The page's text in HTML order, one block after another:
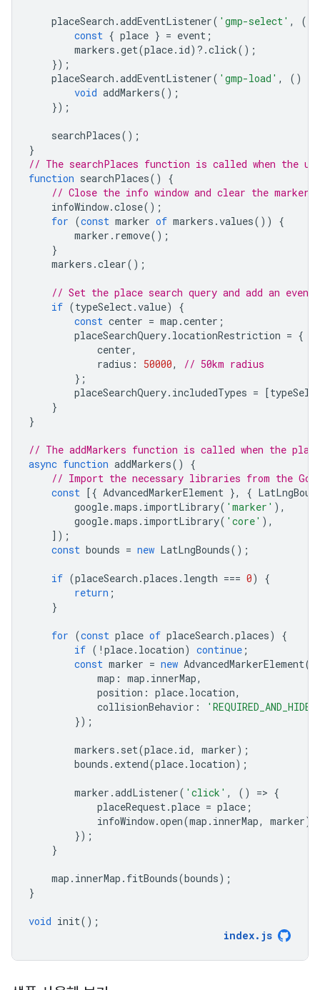
placeSearch .addEventListener( 'gmp-select' , (
const { place } = event ;
markers .get(place. id) ? .click();
});
placeSearch .addEventListener( 'gmp-load' , ()
void addMarkers();
});
searchPlaces();
}
// The searchPlaces function is called when the
function searchPlaces()
{
// Close the info window and clear the markers.
infoWindow.close();
for (const marker of markers .values())
{
marker . remove();
}
markers .clear();
// Set the place search query and add an
if (typeSelect.value)
{
const center = map .center ;
placeSearchQuery. locationRestriction = {
center,
radius : 50000,
// 50km radius
};
placeSearchQuery. includedTypes = [
}
}
// The addMarkers function is called when the
async function addMarkers()
{
// Import the necessary libraries from the
const [{ AdvancedMarkerElement }, {
google.maps . importLibrary( 'marker' ),
google.maps . importLibrary( 'core' ),
]);
const bounds = new LatLngBounds();
if (placeSearch .places . length === 0)
{
return ;
}
for (const place of placeSearch .places)
{
if ( ! place. location) continue ;
const marker = new AdvancedMarkerElement({
map : map . innerMap,
position : place. location,
collisionBehavior :
});
markers . set(place. id, marker);
bounds . extend(place. location);
marker .addListener( 'click' , () => {
placeRequest.place = place ;
infoWindow.open(map . innerMap, marker);
});
}
map . innerMap . fitBounds(bounds);
}
void init();
index. js